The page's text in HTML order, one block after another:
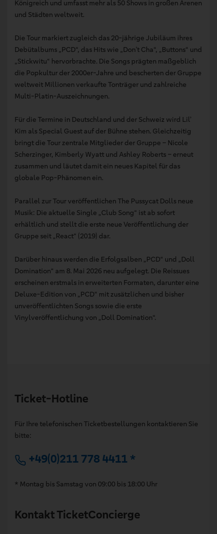
Königreich und umfasst mehr als 50 Shows in großen Arenen
und Städten weltweit.
Die Tour markiert zugleich das 20-jährige Jubiläum ihres
Debütalbums „PCD“, das Hits wie „Don’t Cha“, „Buttons“ und
„Stickwitu“ hervorbrachte. Die Songs prägten maßgeblich
die Popkultur der 2000er-Jahre und bescherten der Gruppe
weltweit Millionen verkaufte Tonträger und zahlreiche
Multi-Platin-Auszeichnungen.
Für die Termine in Deutschland und der Schweiz wird Lil’
Kim als Special Guest auf der Bühne stehen. Gleichzeitig
bringt die Tour zentrale Mitglieder der Gruppe – Nicole
Scherzinger, Kimberly Wyatt und Ashley Roberts – erneut
zusammen und läutet damit ein neues Kapitel für das
globale Pop-Phänomen ein.
Parallel zur Tour veröffentlichen The Pussycat Dolls neue
Musik: Die aktuelle Single „Club Song“ ist ab sofort
erhältlich und stellt die erste neue Veröffentlichung der
Gruppe seit „React“ (2019) dar.
Darüber hinaus werden die Erfolgsalben „PCD“ und „Doll
Domination“ am 8. Mai 2026 neu aufgelegt. Die Reissues
erscheinen erstmals in erweiterten Formaten, darunter eine
Deluxe-Edition von „PCD“ mit zusätzlichen und bisher
unveröffentlichten Songs sowie die erste
Vinylveröffentlichung von „Doll Domination“.
Ticket-Hotline
Für Ihre telefonischen Ticketbestellungen kontaktieren Sie
bitte:
+49(0)211 778 4411 *
* Montag bis Samstag von 09:00 bis 18:00 Uhr
Kontakt TicketConcierge